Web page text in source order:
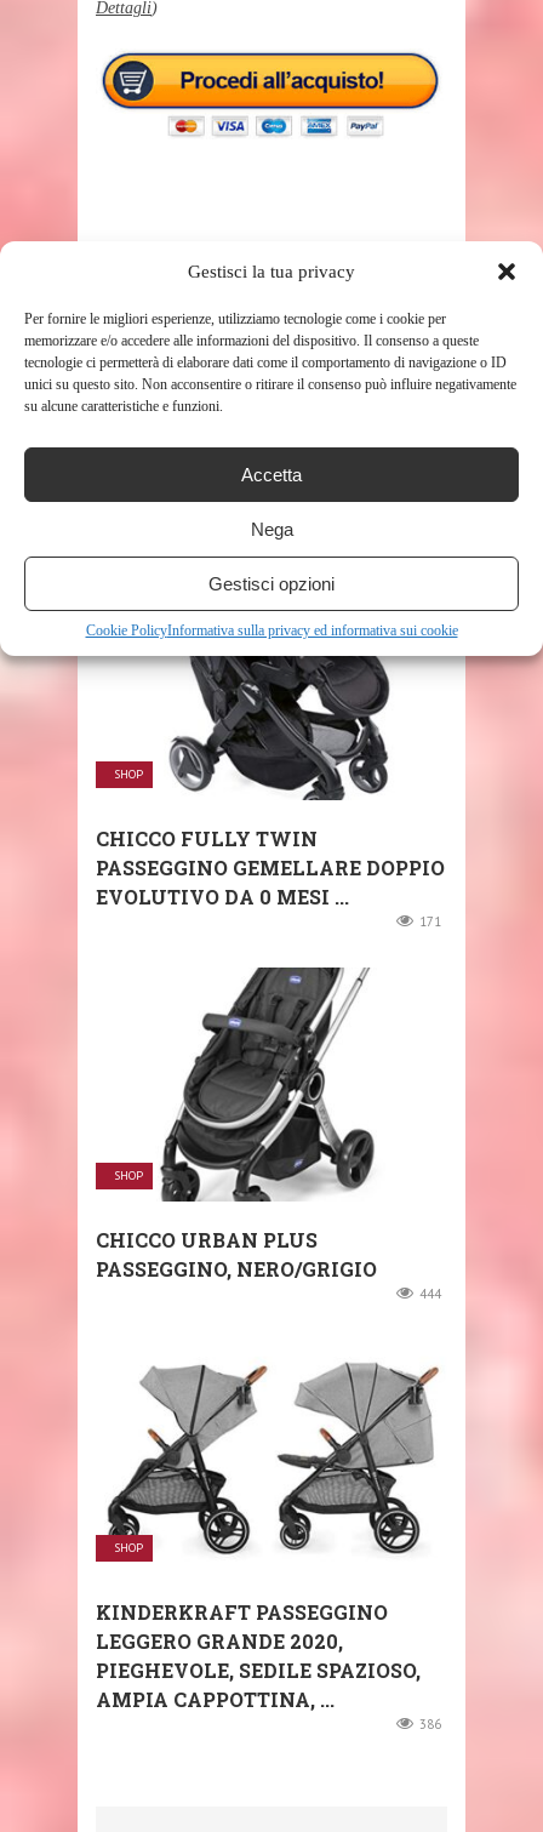
Gestisci la tua privacy
Per fornire le migliori esperienze, utilizziamo tecnologie come i cookie per
memorizzare e/o accedere alle informazioni del dispositivo. Il consenso a queste
tecnologie ci permetterà di elaborare dati come il comportamento di navigazione o ID
unici su questo sito. Non acconsentire o ritirare il consenso può influire negativamente
su alcune caratteristiche e funzioni.
Accetta
Nega
Gestisci opzioni
Cookie PolicyInformativa sulla privacy ed informativa sui cookie
Dettagli)
PASSEGGINO CHICCO
SHARE THIS POST
RELATED POSTS
SHOP
CHICCO FULLY TWIN
PASSEGGINO GEMELLARE DOPPIO
EVOLUTIVO DA 0 MESI ...
171
SHOP
CHICCO URBAN PLUS
PASSEGGINO, NERO/GRIGIO
444
SHOP
KINDERKRAFT PASSEGGINO
LEGGERO GRANDE 2020,
PIEGHEVOLE, SEDILE SPAZIOSO,
AMPIA CAPPOTTINA, ...
386